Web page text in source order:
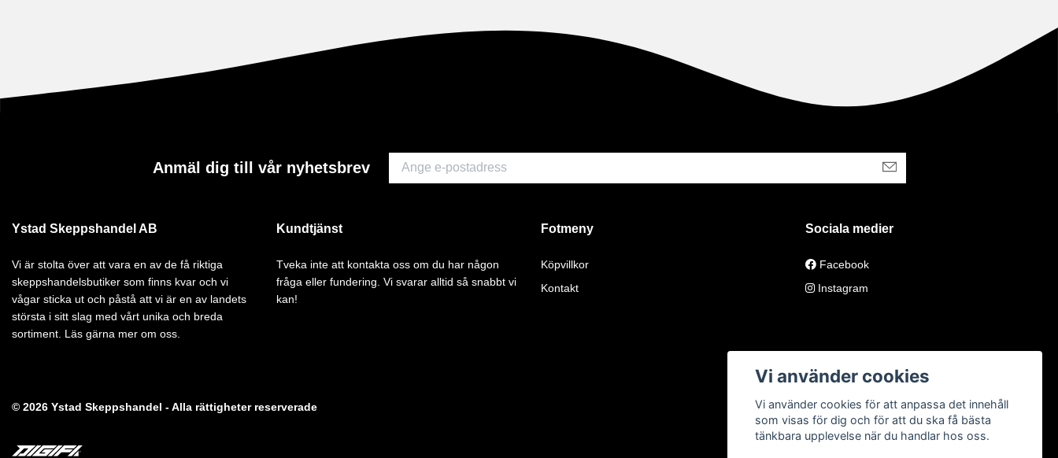
Anmäl dig till vår nyhetsbrev
Ystad Skeppshandel AB
Vi är stolta över att vara en av de få riktiga
skeppshandelsbutiker som finns kvar och vi
vågar sticka ut och påstå att vi är en av landets
största i sitt slag med vårt unika och breda
sortiment. Läs gärna mer om oss.
Kundtjänst
Tveka inte att kontakta oss om du har någon
fråga eller fundering. Vi svarar alltid så snabbt vi
kan!
Fotmeny
Köpvillkor
Kontakt
Sociala medier
Facebook
Instagram
© 2026 Ystad Skeppshandel - Alla rättigheter reserverade
Vi använder cookies
Vi använder cookies för att anpassa det innehåll
som visas för dig och för att du ska få bästa
tänkbara upplevelse när du handlar hos oss.